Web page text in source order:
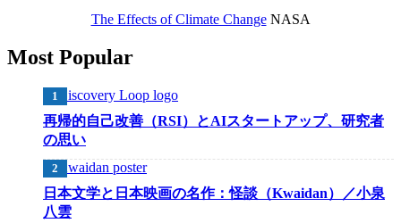
The Effects of Climate ChangeNASA
Most Popular
再帰的自己改善（RSI）とAIスタートアップ、研究者
の思い
日本文学と日本映画の名作：怪談（Kwaidan）／小泉
八雲